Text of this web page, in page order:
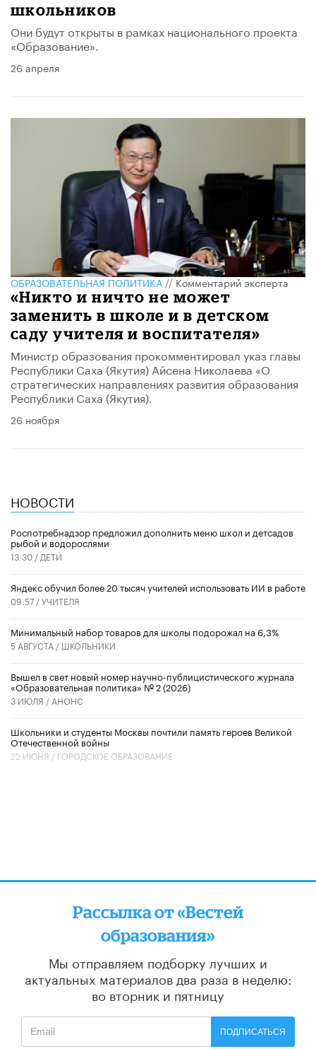
школьников
Они будут открыты в рамках национального проекта
«Образование».
26 апреля
ОБРАЗОВАТЕЛЬНАЯ ПОЛИТИКА//Комментарий эксперта
«Никто и ничто не может
заменить в школе и в детском
саду учителя и воспитателя»
Министр образования прокомментировал указ главы
Республики Саха (Якутия) Айсена Николаева «О
стратегических направлениях развития образования
Республики Саха (Якутия).
26 ноября
НОВОСТИ
Роспотребнадзор предложил дополнить меню школ и детсадов
рыбой и водорослями
13:30 / ДЕТИ
​Яндекс обучил более 20 тысяч учителей использовать ИИ в работе
09:57 /УЧИТЕЛЯ
Минимальный набор товаров для школы подорожал на 6,3%
5 АВГУСТА / ШКОЛЬНИКИ
Вышел в свет новый номер научно-публицистического журнала
«Образовательная политика» № 2 (2026)
3 ИЮЛЯ / АНОНС
Школьники и студенты Москвы почтили память героев Великой
Отечественной войны
22 ИЮНЯ / ГОРОДСКОЕ ОБРАЗОВАНИЕ
Рассылка от «Вестей
образования»
Мы отправляем подборку лучших и
актуальных материалов два раза в неделю:
во вторник и пятницу
ПОДПИСАТЬСЯ